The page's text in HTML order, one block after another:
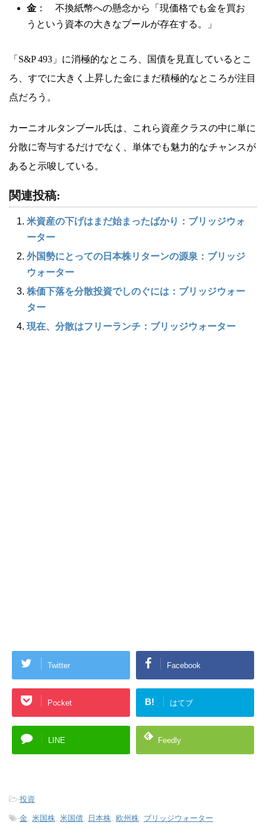
金 ： 不換紙幣への懸念から「現価格でも金を買お
うという資本の大きなプールが存在する。」
「S&P 493」に消極的なところ、国債を見直しているとこ
ろ、すでに大きく上昇した金にまだ積極的なところが注目
点だろう。
カーニオルタンブール氏は、これら資産クラスの中に単に
分散に寄与するだけでなく、単体でも魅力的なチャンスが
あると示唆している。
関連投稿:
米資産の下げはまだ始まったばかり：ブリッジウォ
ーター
外国勢にとっての日本株リターンの源泉：ブリッジ
ウォーター
株価下落を分散投資でしのぐには：ブリッジウォー
ター
現在、分散はフリーランチ：ブリッジウォーター
Twitter Facebook
Pocket B! はてブ
LINE Feedly
-投資
-金, 米国株, 米国債, 日本株, 欧州株, ブリッジウォーター